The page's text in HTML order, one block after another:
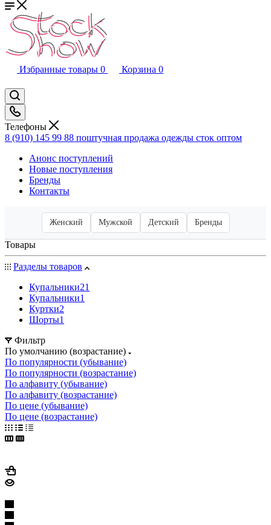
Избранные товары 0 Корзина 0
Телефоны
8 (910) 145 99 88 поштучная продажа одежды сток оптом
Анонс поступлений
Новые поступления
Бренды
Контакты
Женский Мужской Детский Бренды
Товары
Разделы товаров
Купальники21
Купальники1
Куртки2
Шорты1
Фильтр
По умолчанию (возрастание)
По популярности (убывание)
По популярности (возрастание)
По алфавиту (убывание)
По алфавиту (возрастание)
По цене (убывание)
По цене (возрастание)